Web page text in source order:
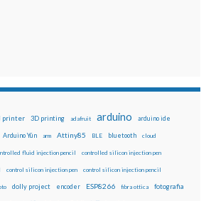
printer 3D printing adafruit arduino arduino ide
Arduino Yún arm Attiny85 BLE bluetooth cloud
fluid injection pencil controlled silicon injection pen
control silicon injection pen control silicon injection pencil
dolly project encoder ESP8266 fibra ottica fotografia